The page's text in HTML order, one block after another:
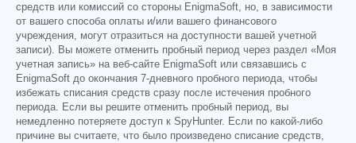
средств или комиссий со стороны EnigmaSoft, но, в зависимости
от вашего способа оплаты и/или вашего финансового
учреждения, могут отразиться на доступности вашей учетной
записи). Вы можете отменить пробный период через раздел «Моя
учетная запись» на веб-сайте EnigmaSoft или связавшись с
EnigmaSoft до окончания 7-дневного пробного периода, чтобы
избежать списания средств сразу после истечения пробного
периода. Если вы решите отменить пробный период, вы
немедленно потеряете доступ к SpyHunter. Если по какой-либо
причине вы считаете, что было произведено списание средств,